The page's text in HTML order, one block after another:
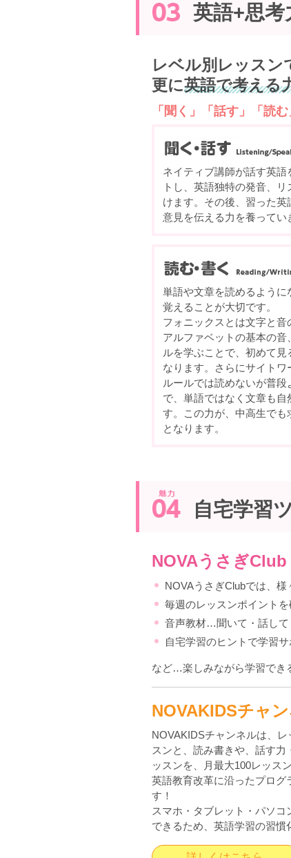
英語+思考
レベル別レッスン
更に英語で考える
「聞く」「話す」「読
ネイティブ講師が話す英
トし、英語独特の発音、
けます。その後、習った
意見を伝える力を養ってい
単語や文章を読めるよう
覚えることが大切です。
フォニックスとは文字と音
アルファベットの基本の
ルを学ぶことで、初めて
なります。さらにサイト
ルールでは読めないが普
で、単語ではなく文章も
す。この力が、中高生で
となります。
自宅学習
NOVAうさぎClub
NOVAうさぎClubでは、様
毎週のレッスンポイントを
音声教材…聞いて・話して
自宅学習のヒントで学習サ
など…楽しみながら学習でき
NOVAKIDSチャ
NOVAKIDSチャンネルは、
スンと、読み書きや、話す
ッスンを、月最大100レッス
英語教育改革に沿ったプログ
す！
スマホ・タブレット・パソ
できるため、英語学習の習慣